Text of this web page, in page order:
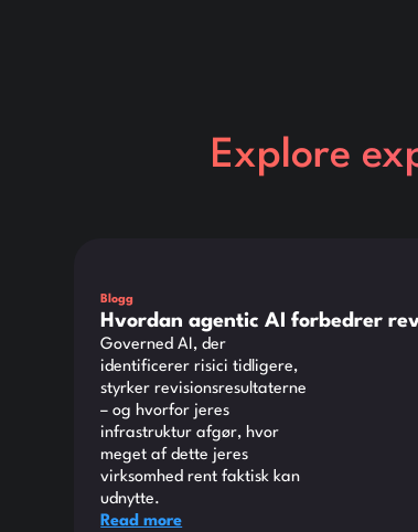
Explore
Blogg
Hvordan agentic AI forbedrer
Governed AI, der
identificerer risici tidligere,
styrker revisionsresultaterne
– og hvorfor jeres
infrastruktur afgør, hvor
meget af dette jeres
virksomhed rent faktisk kan
udnytte.
Read more